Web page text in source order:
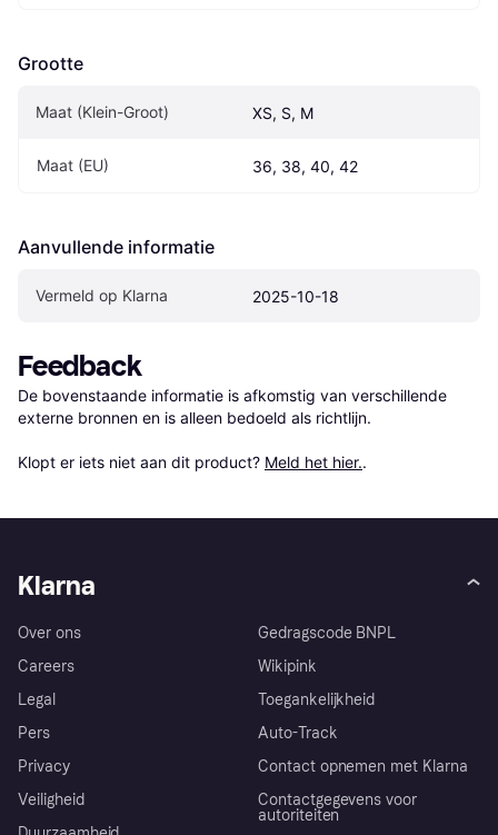
Grootte
Maat (Klein-Groot) XS, S, M
Maat (EU) 36, 38, 40, 42
Aanvullende informatie
Vermeld op Klarna 2025-10-18
Feedback
De bovenstaande informatie is afkomstig van verschillende
externe bronnen en is alleen bedoeld als richtlijn.
Klopt er iets niet aan dit product? Meld het hier..
Klarna
Over ons
Careers
Legal
Pers
Privacy
Veiligheid
Gedragscode BNPL
Wikipink
Toegankelijkheid
Auto-Track
Contact opnemen met Klarna
Contactgegevens voor
autoriteiten